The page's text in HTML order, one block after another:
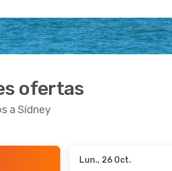
ofertas
a Sídney
Lun., 26 Oct.